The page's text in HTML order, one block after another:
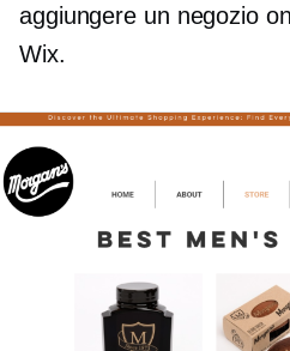
aggiungere un negozio
Wix.